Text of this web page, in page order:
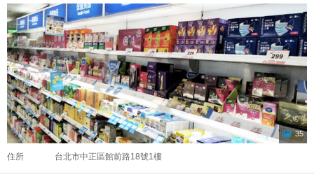
35
住所 台北市中正區館前路18號1樓